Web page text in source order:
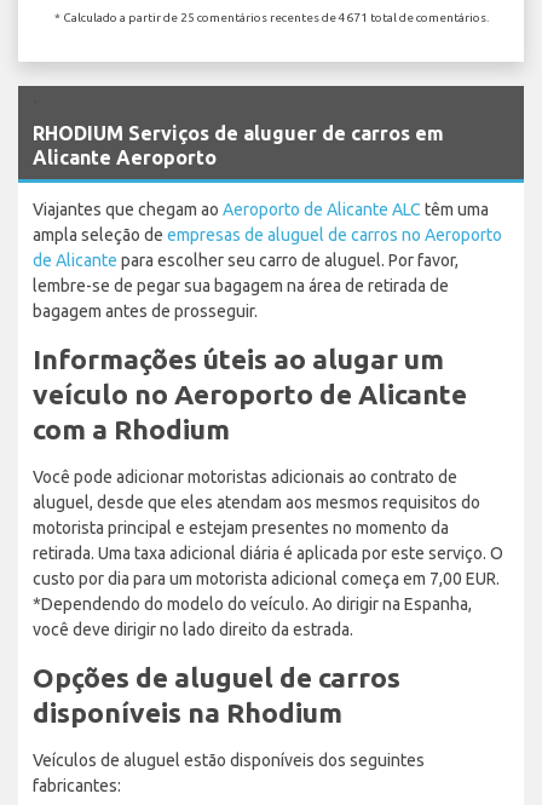
* Calculado a partir de 25 comentários recentes de 4671 total de comentários.
RHODIUM Serviços de aluguer de carros em
Alicante Aeroporto
Viajantes que chegam ao Aeroporto de Alicante ALC têm uma
ampla seleção de empresas de aluguel de carros no Aeroporto
de Alicante para escolher seu carro de aluguel. Por favor,
lembre-se de pegar sua bagagem na área de retirada de
bagagem antes de prosseguir.
Informações úteis ao alugar um
veículo no Aeroporto de Alicante
com a Rhodium
Você pode adicionar motoristas adicionais ao contrato de
aluguel, desde que eles atendam aos mesmos requisitos do
motorista principal e estejam presentes no momento da
retirada. Uma taxa adicional diária é aplicada por este serviço. O
custo por dia para um motorista adicional começa em 7,00 EUR.
*Dependendo do modelo do veículo. Ao dirigir na Espanha,
você deve dirigir no lado direito da estrada.
Opções de aluguel de carros
disponíveis na Rhodium
Veículos de aluguel estão disponíveis dos seguintes
fabricantes: